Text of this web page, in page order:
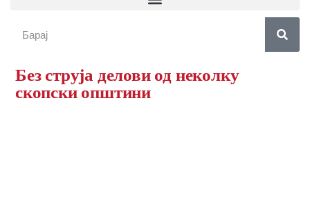
Без струја делови од неколку
скопски општини